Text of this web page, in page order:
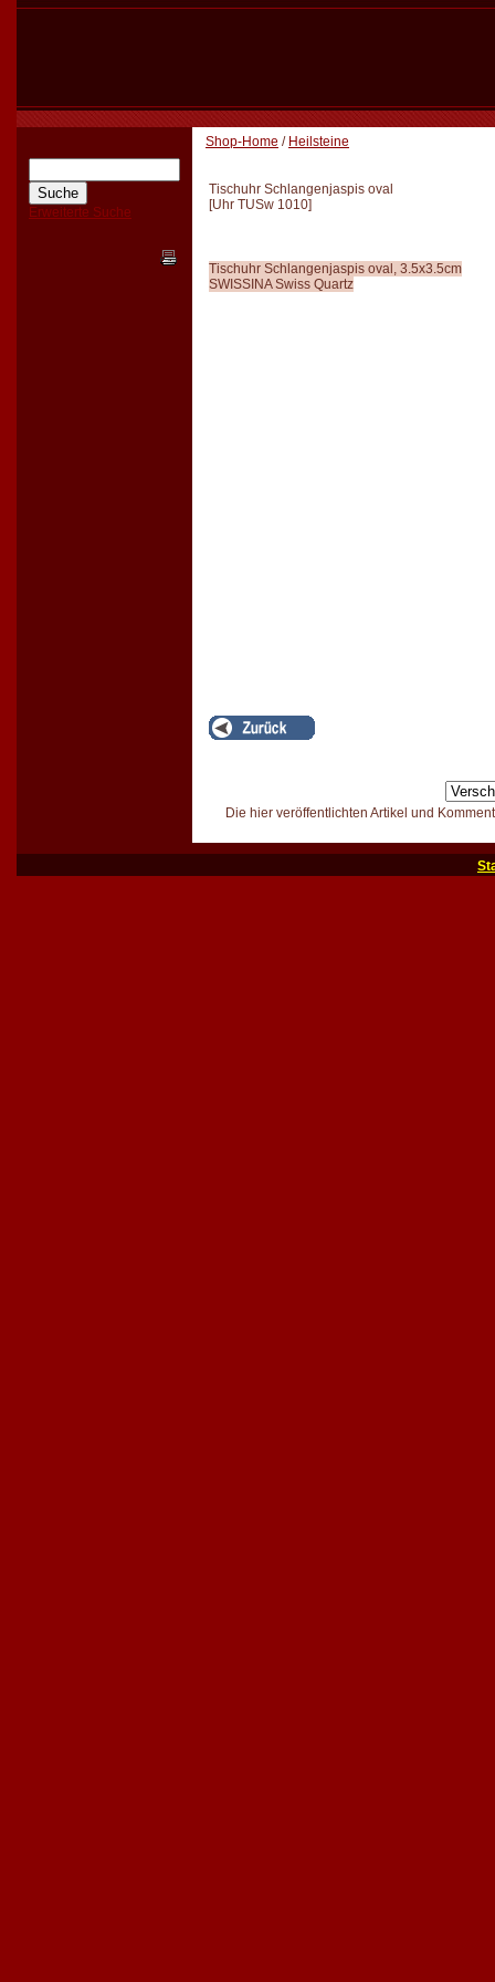
Erweiterte Suche
Shop-Home / Heilsteine
Tischuhr Schlangenjaspis oval
[Uhr TUSw 1010]
Tischuhr Schlangenjaspis oval, 3.5x3.5cm
SWISSINA Swiss Quartz
Die hier veröffentlichten Artikel und